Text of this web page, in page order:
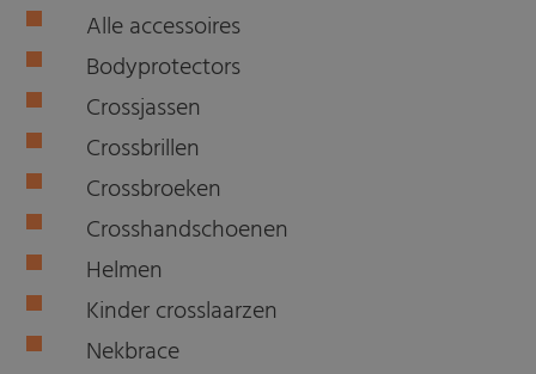
Alle accessoires
Bodyprotectors
Crossjassen
Crossbrillen
Crossbroeken
Crosshandschoenen
Helmen
Kinder crosslaarzen
Nekbrace